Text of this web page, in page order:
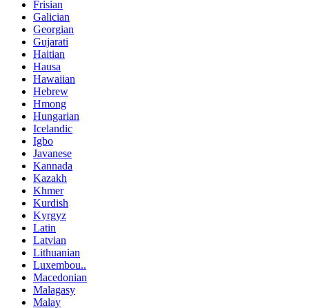
Frisian
Galician
Georgian
Gujarati
Haitian
Hausa
Hawaiian
Hebrew
Hmong
Hungarian
Icelandic
Igbo
Javanese
Kannada
Kazakh
Khmer
Kurdish
Kyrgyz
Latin
Latvian
Lithuanian
Luxembou..
Macedonian
Malagasy
Malay